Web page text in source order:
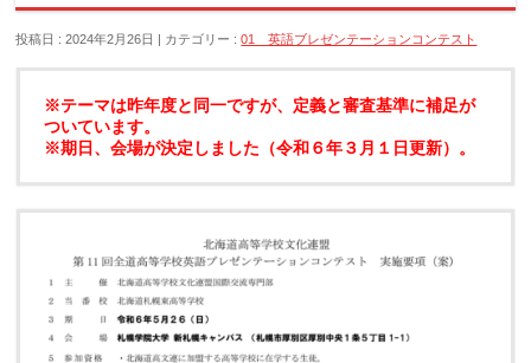
投稿日 : 2024年2月26日 カテゴリー :01 英語ブレゼンテーションコンテスト
※テーマは昨年度と同一ですが、定義と審査基準に補足が
ついています。
※期日、会場が決定しました（令和６年３月１日更新）。